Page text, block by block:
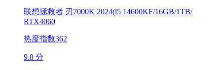
联想拯救者 刃7000K 2024(i5 14600KF/16GB/1TB/
RTX4060
热度指数362
9.8 分